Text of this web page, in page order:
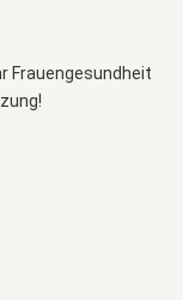
Frauengesundheit